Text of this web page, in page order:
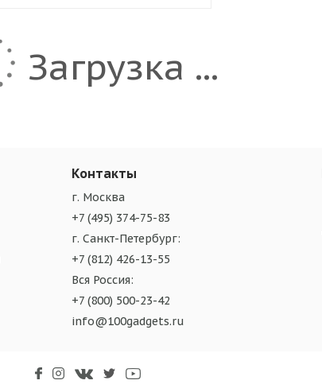
Загрузка ...
Контакты
г. Москва
+7 (495) 374-75-83
г. Санкт-Петербург:
+7 (812) 426-13-55
Вся Россия:
+7 (800) 500-23-42
info@100gadgets.ru